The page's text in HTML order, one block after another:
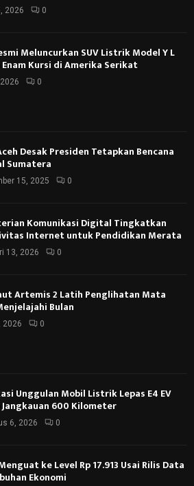
2026 0
Meluncurkan SUV Listrik Model Y L
Kursi di Amerika Serikat
0
Desak Presiden Tetapkan Bencana
Sumatera
15, 2025 0
Komunikasi Digital Tingkatkan
Internet untuk Pendidikan Merata
13, 2026 0
Artemis 2 Latih Penglihatan Mata
Bulan
2026 0
Unggulan Mobil Listrik Lepas E4 EV
600 Kilometer
6, 2026 0
ke Level Rp 17.913 Usai Rilis Data
Ekonomi